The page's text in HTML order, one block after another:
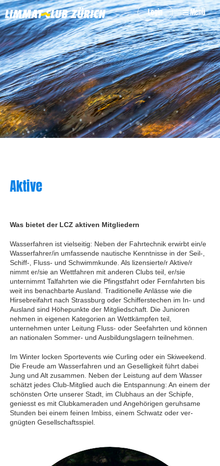
Login Menü
Aktive
Was bietet der LCZ aktiven Mitgliedern
Wasserfahren ist vielseitig: Neben der Fahrtechnik erwirbt ein/e
Wasserfahrer/in umfassende nauti­sche Kenntnisse in der Seil-,
Schiff-, Fluss- und Schwimmkunde. Als lizensierte/r Aktive/r
nimmt er/sie an Wettfahren mit anderen Clubs teil, er/sie
unternimmt Talfahrten wie die Pfingstfahrt oder Fernfahrten bis
weit ins benachbarte Ausland. Traditionelle Anlässe wie die
Hirsebreifahrt nach Strassburg oder Schifferstechen im In- und
Ausland sind Höhepunkte der Mitgliedschaft. Die Junioren
nehmen in eigenen Kategorien an Wettkämpfen teil,
unternehmen unter Leitung Fluss- oder Seefahrten und können
an nationalen Sommer- und Ausbildungslagern teilnehmen.
Im Win­ter locken Sportevents wie Curling oder ein Skiweekend.
Die Freude am Wasserfahren und an Geselligkeit führt dabei
Jung und Alt zusammen. Neben der Leistung auf dem Wasser
schätzt jedes Club-Mitglied auch die Entspannung: An einem der
schönsten Orte unserer Stadt, im Clubhaus an der Schipfe,
geniesst es mit Clubkameraden und Ange­hörigen geruhsame
Stunden bei einem feinen Imbiss, einem Schwatz oder ver­
gnügten Gesellschaftsspiel.